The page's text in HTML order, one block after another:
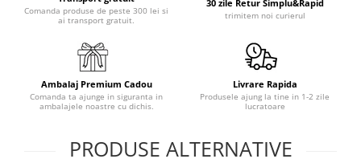
Comanda produse de peste 300 lei si
ai transport gratuit.
30 zile Retur Simplu&Rapid
trimitem noi curierul
Ambalaj Premium Cadou
Comanda ta ajunge in siguranta in
ambalajele noastre cu dichis.
Livrare Rapida
Produsele ajung la tine in 1-2 zile
lucratoare
PRODUSE ALTERNATIVE